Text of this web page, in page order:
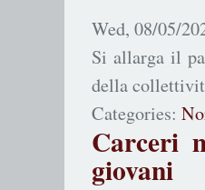
Wed, 08/05/
Si allarga il
della
Categories:
Carceri
giovani